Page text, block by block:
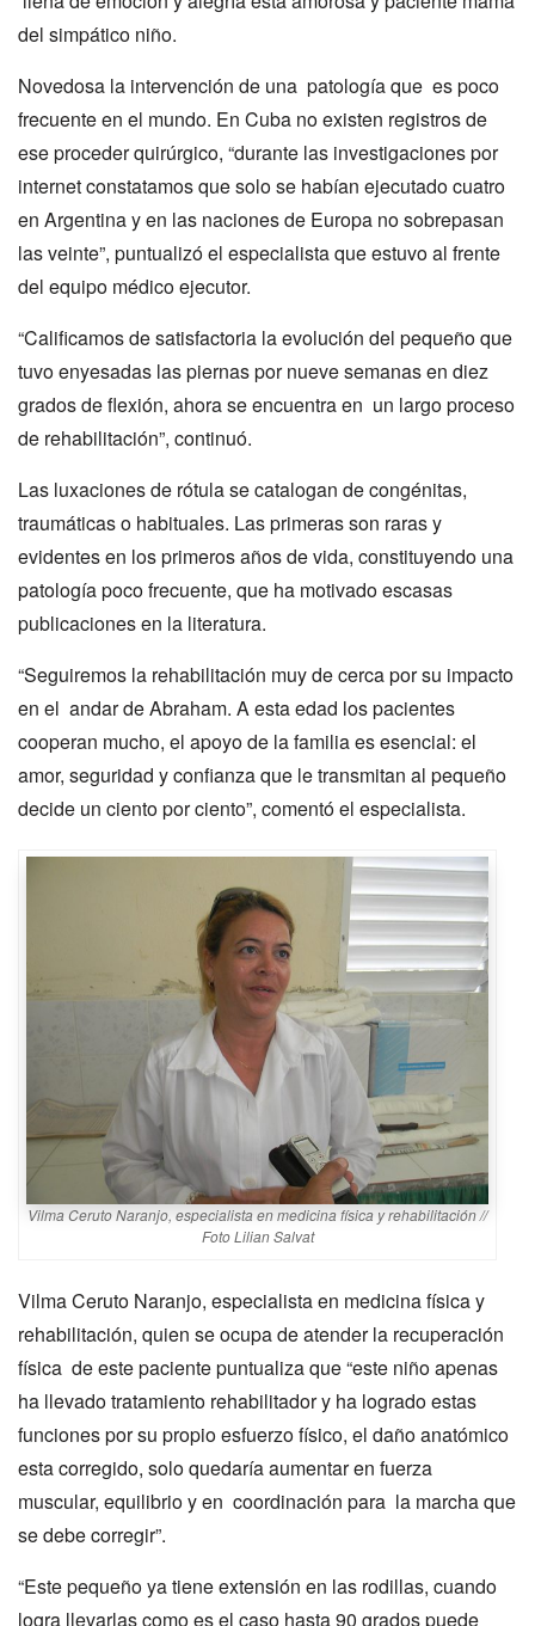
del simpático niño.
Novedosa la intervención de una patología que es poco
frecuente en el mundo. En Cuba no existen registros de
ese proceder quirúrgico, “durante las investigaciones por
internet constatamos que solo se habían ejecutado cuatro
en Argentina y en las naciones de Europa no sobrepasan
las veinte”, puntualizó el especialista que estuvo al frente
del equipo médico ejecutor.
“Calificamos de satisfactoria la evolución del pequeño que
tuvo enyesadas las piernas por nueve semanas en diez
grados de flexión, ahora se encuentra en un largo proceso
de rehabilitación”, continuó.
Las luxaciones de rótula se catalogan de congénitas,
traumáticas o habituales. Las primeras son raras y
evidentes en los primeros años de vida, constituyendo una
patología poco frecuente, que ha motivado escasas
publicaciones en la literatura.
“Seguiremos la rehabilitación muy de cerca por su impacto
en el andar de Abraham. A esta edad los pacientes
cooperan mucho, el apoyo de la familia es esencial: el
amor, seguridad y confianza que le transmitan al pequeño
decide un ciento por ciento”, comentó el especialista.
Vilma Ceruto Naranjo, especialista en medicina física y rehabilitación //
Foto Lilian Salvat
Vilma Ceruto Naranjo, especialista en medicina física y
rehabilitación, quien se ocupa de atender la recuperación
física de este paciente puntualiza que “este niño apenas
ha llevado tratamiento rehabilitador y ha logrado estas
funciones por su propio esfuerzo físico, el daño anatómico
esta corregido, solo quedaría aumentar en fuerza
muscular, equilibrio y en coordinación para la marcha que
se debe corregir”.
“Este pequeño ya tiene extensión en las rodillas, cuando
logra llevarlas como es el caso hasta 90 grados puede